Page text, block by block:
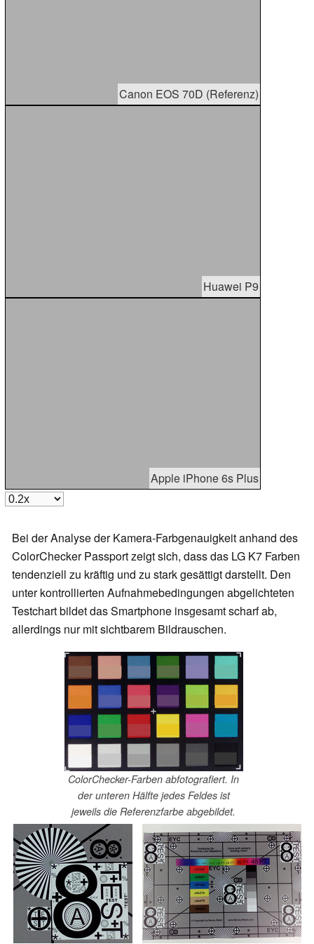
Canon EOS 70D (Referenz)
Huawei P9
Apple iPhone 6s Plus
Bei der Analyse der Kamera-Farbgenauigkeit anhand des
ColorChecker Passport zeigt sich, dass das LG K7 Farben
tendenziell zu kräftig und zu stark gesättigt darstellt. Den
unter kontrollierten Aufnahmebedingungen abgelichteten
Testchart bildet das Smartphone insgesamt scharf ab,
allerdings nur mit sichtbarem Bildrauschen.
ColorChecker-Farben abfotografiert. In
der unteren Hälfte jedes Feldes ist
jeweils die Referenzfarbe abgebildet.